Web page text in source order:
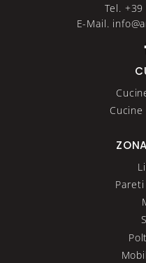
Tel.
E-Mail.
Cucine